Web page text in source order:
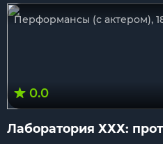
Перформансы (с актером),
0.0
Лаборатория ХХХ: